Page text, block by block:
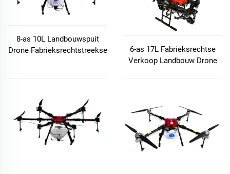
8-as 10L Landbouwspuit
Drone Fabrieksrechtstreekse
6-as 17L Fabrieksrechtse
Verkoop Landbouw Drone